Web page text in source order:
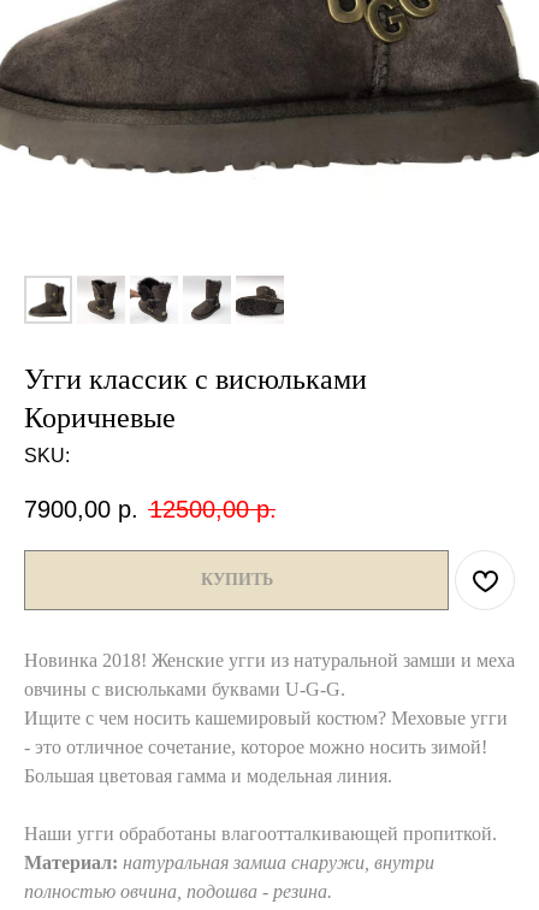
Угги классик с висюльками
Коричневые
SKU:
7900,00 р. 12500,00 р.
КУПИТЬ
Новинка 2018! Женские угги из натуральной замши и меха
овчины с висюльками буквами U-G-G.
Ищите с чем носить кашемировый костюм? Меховые угги
- это отличное сочетание, которое можно носить зимой!
Большая цветовая гамма и модельная линия.
Наши угги обработаны влагоотталкивающей пропиткой.
Материал: натуральная замша снаружи, внутри
полностью овчина, подошва - резина.